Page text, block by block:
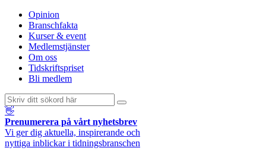
Opinion
Branschfakta
Kurser & event
Medlemstjänster
Om oss
Tidskriftspriset
Bli medlem
👋
Prenumerera på vårt nyhetsbrev
Vi ger dig aktuella, inspirerande och
nyttiga inblickar i tidningsbranschen